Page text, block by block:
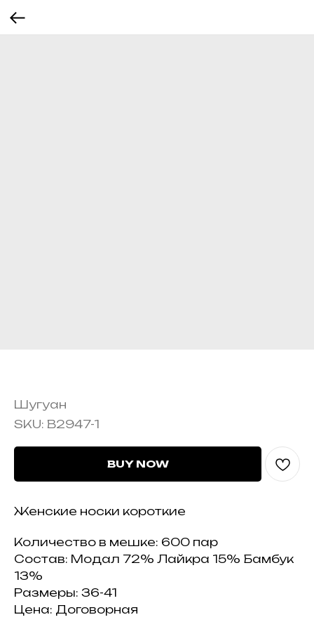
Шугуан
SKU: B2947-1
BUY NOW
Женские носки короткие
Количество в мешке: 600 пар
Состав: Модал 72% Лайкра 15% Бамбук
13%
Размеры: 36-41
Цена: Договорная